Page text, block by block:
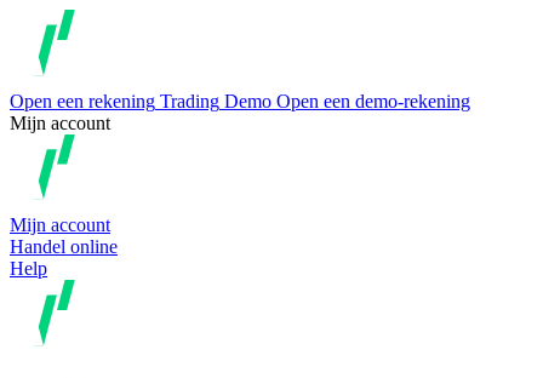
Open een rekening Trading Demo Open een demo-rekening
Mijn account
Mijn account
Handel online
Help